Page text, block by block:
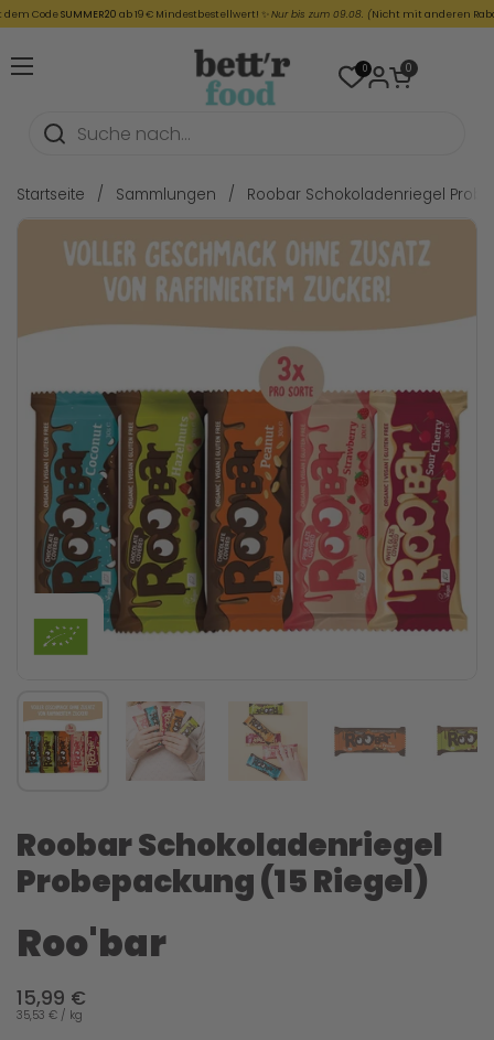
Zum Inhalt springen
CodeSUMMER20ab 19 € Mindestbestellwert! ✨Nur bis zum 09.08. (Nicht mit anderen
Menü öffnen 0
Warenkorb öffnen
0
Startseite / Sammlungen / Roobar Schokoladenriegel
Roobar Schokoladenriegel
Probepackung (15 Riegel)
Roo'bar
15,99 €
35,53 € / kg